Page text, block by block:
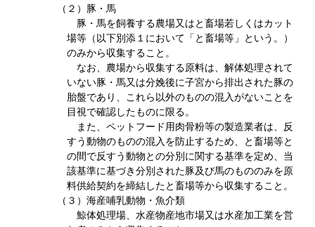
（２）豚・馬
豚・馬を飼養する農場又はと畜場若しくはカット
場等（以下別添１において「と畜場等」という。）
のみから収集すること。
なお、農場から収集する原料は、解体処理されて
いない豚・馬又は分娩後に子宮から排出された豚の
胎盤であり、これら以外のものの混入がないことを
目視で確認したものに限る。
また、ペットフード用肉骨粉等の製造業者は、反
すう動物のものの混入を防止するため、と畜場等と
の間で反すう動物との分別に関する基準を定め、当
該基準に基づき分別された豚及び馬のもののみを原
料供給契約を締結したと畜場等から収集すること。
（３）海産哺乳動物・魚介類
鯨体処理場、水産物産地市場又は水産加工業を営